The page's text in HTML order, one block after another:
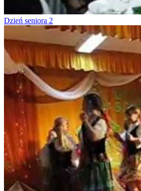
Dzień seniora 2